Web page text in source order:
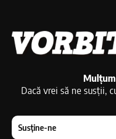
Dacă vrei să ne susții,
Susține-ne